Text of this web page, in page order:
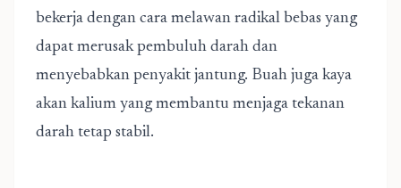
bekerja dengan cara melawan radikal bebas yang
dapat merusak pembuluh darah dan
menyebabkan penyakit jantung. Buah juga kaya
akan kalium yang membantu menjaga tekanan
darah tetap stabil.